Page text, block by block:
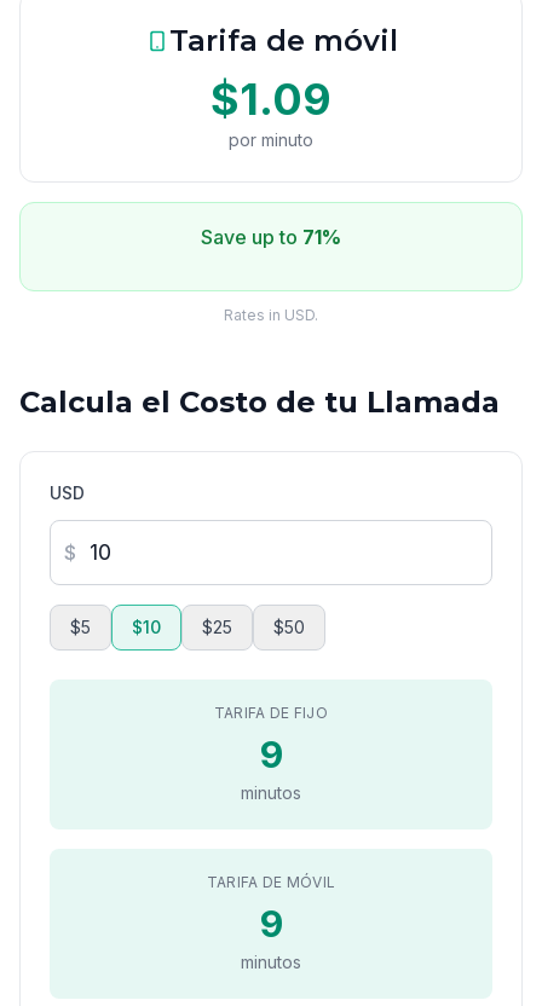
Tarifa de móvil
$1.09
por minuto
Save up to 71%
Rates in USD.
Calcula el Costo de tu Llamada
USD
$
$5 $10 $25 $50
TARIFA DE FIJO
9
minutos
TARIFA DE MÓVIL
9
minutos